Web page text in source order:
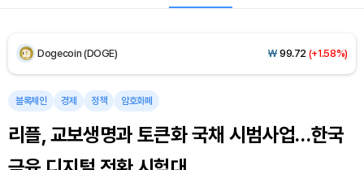
Bitcoin (BTC) 92,970,798 (+1.38%)
블록체인 경제 정책 암호화폐
리플, 교보생명과 토큰화 국채 시범사업…한국